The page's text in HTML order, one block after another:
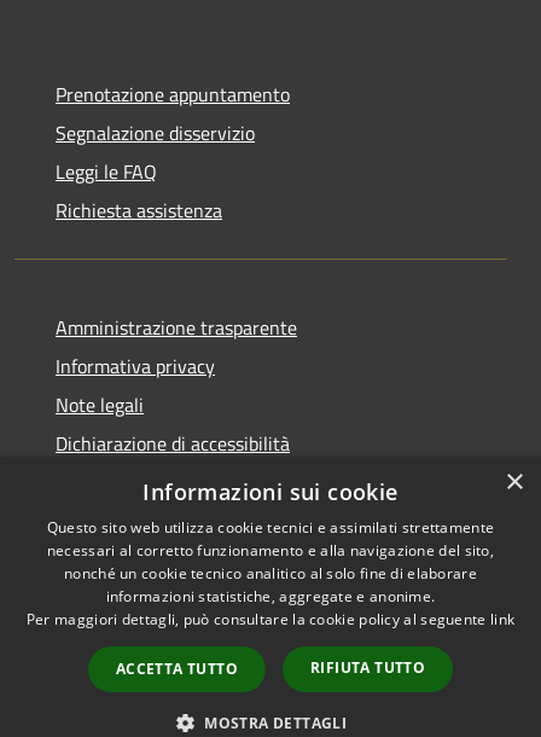
Prenotazione appuntamento
Segnalazione disservizio
Leggi le FAQ
Richiesta assistenza
Amministrazione trasparente
Informativa privacy
Note legali
Dichiarazione di accessibilità
Privacy e protezione dei dati
Accessibilità
Copyright © 2026 • Comune di
Carini • Powered by
Municipium•
Accesso
redazione
×
Informazioni sui cookie
Questo sito web utilizza cookie tecnici e assimilati strettamente
necessari al corretto funzionamento e alla navigazione del sito,
nonché un cookie tecnico analitico al solo fine di elaborare
informazioni statistiche, aggregate e anonime.
Per maggiori dettagli, può consultare la cookie policy al seguente link
ACCETTA TUTTO RIFIUTA TUTTO
MOSTRA DETTAGLI